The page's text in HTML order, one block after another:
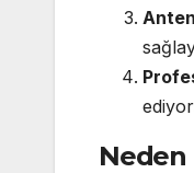
Neden